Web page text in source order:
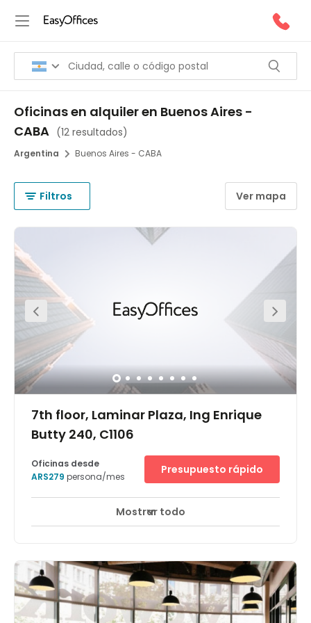
Oficinas en alquiler en Buenos Aires -
CABA (12 resultados)
Argentina Buenos Aires - CABA
Filtros Ver mapa
7th floor, Laminar Plaza, Ing Enrique
Butty 240, C1106
Vigilancia CCTV 24 horas Centro urbano
de 20 pisos, un edificio de 1997 con una fachada de
vidrio, entrada de mármol y granito, y vistas al Río de la
Plata. Forma parte de Catalinas Norte, un complejo de 15
edificios con oficinas comerciales que ocupan
empresas argentinas e internacionales, oficinas
Oficinas desde
ARS279 persona/mes
Presupuesto rápido
Mostrar todo